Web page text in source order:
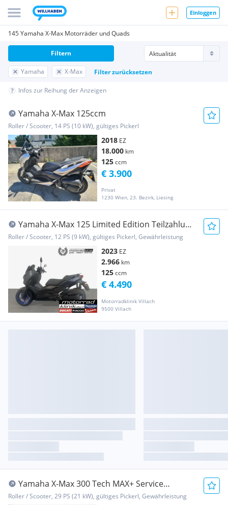
Einloggen
145 Yamaha X-Max Motorräder und Quads
Yamaha X-Max Filter zurücksetzen
Filtern
Infos zur Reihung der Anzeigen
Yamaha X-Max 125ccm
Roller / Scooter, 14 PS (10 kW), gültiges Pickerl
2018 EZ
18.000 km
125ccm
Privat
1230 Wien, 23. Bezirk, Liesing
€ 3.900
Yamaha X-Max 125 Limited Edition Teilzahlung
49,-- €
Roller / Scooter, 12 PS (9 kW), gültiges Pickerl, Gewährleistung
2023 EZ
2.966 km
125ccm
Motorradklinik Villach
9500 Villach
€ 4.490
Yamaha X-Max 300 Tech MAX+ Service
gemacht!
Roller / Scooter, 29 PS (21 kW), gültiges Pickerl, Gewährleistung